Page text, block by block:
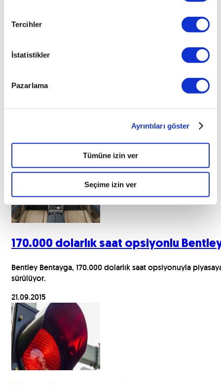
Tercihler
İstatistikler
Pazarlama
Ayrıntıları göster
Tümüne izin ver
Seçime izin ver
Hyundai IONIQ modelinden ilk ipucu
Hyundai, IONIQ modelinin ilk görüntüsünü gün yüzüne
170.000 dolarlık saat opsiyonlu
Bentley Bentayga, 170.000 dolarlık saat opsiyonuyla
sürülüyor.
21.09.2015